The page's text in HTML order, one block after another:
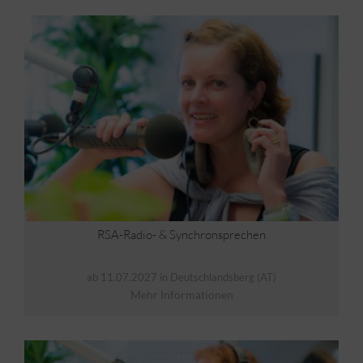
Wenn Sie nicht selbst schneiden lernen möchten,
reden Sie im Kurs einfach mit Ihrem Techniker, und
vereinbaren Inhalt und Preis für die Nachbearbeitung
selbst.
Ihre Demos: Ob Ihre Aufnahmen am letzten Tag
schon für eine Bewerbung geeignet sind,
entscheiden Sie und Ihr Trainer gemeinsam.
RSA-Radio- & Synchronsprechen
ab 11.07.2027 in Deutschlandsberg (AT)
Mehr Informationen